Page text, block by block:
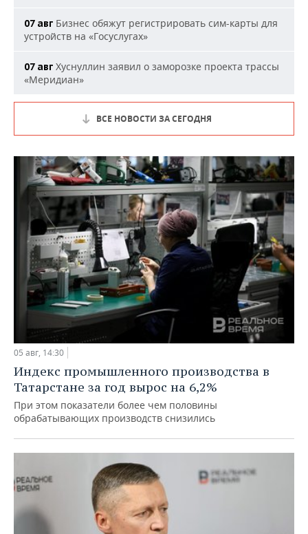
07 авг Бизнес обяжут регистрировать сим-карты для
устройств на «Госуслугах»
07 авг Хуснуллин заявил о заморозке проекта трассы
«Меридиан»
ВСЕ НОВОСТИ ЗА СЕГОДНЯ
05 авг, 14:30
Индекс промышленного производства в
Татарстане за год вырос на 6,2%
При этом показатели более чем половины
обрабатывающих производств снизились